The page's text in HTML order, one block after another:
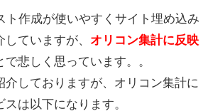
ト作成が使いやすくサイト埋め込み
ていますが、 オリコン集計に反映
で悲しく思っています。。
介しておりますが、オリコン集計に
は以下になります。